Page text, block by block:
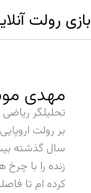
به
محتوا
بازی رولت
مهدی
تحلیلگر ریاضی
بر رولت
زنده را با
کرده ام تا